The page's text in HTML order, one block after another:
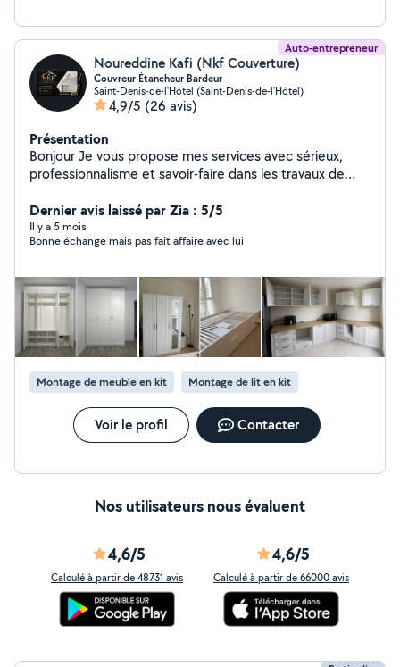
Auto-entrepreneur
Noureddine Kafi (Nkf Couverture)
Couvreur Étancheur Bardeur
Saint-Denis-de-l'Hôtel (Saint-Denis-de-l'Hôtel)
4,9/5 (26 avis)
Présentation
Bonjour Je vous propose mes services avec sérieux,
professionnalisme et savoir-faire dans les travaux de
d'une solide expérience, je mets un point d'honneur à
fournir un travail propre, soigné et durable, tout en
restant à l'écoute de vos besoins. Travaux de toiture :
chalumeau Hydrofuge toiture Bardage & habillage de
façade Réparations et entretien Montage & installation :
Cuisine Wc Dressing Tringles Télévision murale Armoire
Lit Lustre & luminaires Travail soigné Intervention rapide
Devis et renseignements gratuits NKF Couverture Votre
satisfaction avant tout.
Dernier avis laissé par Zia : 5/5
Il y a 5 mois
Bonne échange mais pas fait affaire avec lui
Montage de meuble en kit Montage de lit en kit
Voir le profil Contacter
Nos utilisateurs nous évaluent
4,6/5
Calculé à partir de 48731 avis
4,6/5
Calculé à partir de 66000 avis